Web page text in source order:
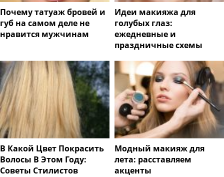
Почему татуаж бровей и
губ на самом деле не
нравится мужчинам
Идеи макияжа для
голубых глаз:
ежедневные и
праздничные схемы
В Какой Цвет Покрасить
Волосы В Этом Году:
Советы Стилистов
Модный макияж для
лета: расставляем
акценты